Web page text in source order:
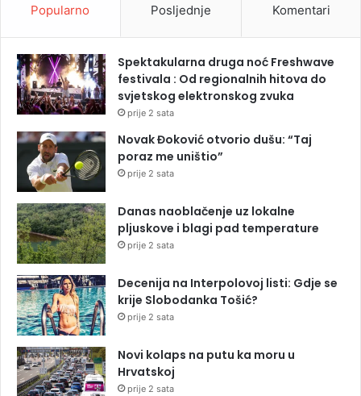
Popularno Posljednje Komentari
Spektakularna druga noć Freshwave
festivala : Od regionalnih hitova do
svjetskog elektronskog zvuka
prije 2 sata
Novak Đoković otvorio dušu: “Taj
poraz me uništio”
prije 2 sata
Danas naoblačenje uz lokalne
pljuskove i blagi pad temperature
prije 2 sata
Decenija na Interpolovoj listi: Gdje se
krije Slobodanka Tošić?
prije 2 sata
Novi kolaps na putu ka moru u
Hrvatskoj
prije 2 sata